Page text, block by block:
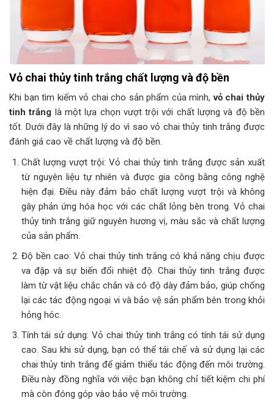
Vỏ chai thủy tinh trắng chất lượng và độ bền
Khi bạn tìm kiếm vỏ chai cho sản phẩm của mình,vỏ chai thủy
tinh trắng là một lựa chọn vượt trội với chất lượng và độ bền
tốt. Dưới đây là những lý do vì sao vỏ chai thủy tinh trắng được
đánh giá cao về chất lượng và độ bền.
Chất lượng vượt trội: Vỏ chai thủy tinh trắng được sản xuất
từ nguyên liệu tự nhiên và được gia công bằng công nghệ
hiện đại. Điều này đảm bảo chất lượng vượt trội và không
gây phản ứng hóa học với các chất lỏng bên trong. Vỏ chai
thủy tinh trắng giữ nguyên hương vị, màu sắc và chất lượng
của sản phẩm.
Độ bền cao: Vỏ chai thủy tinh trắng có khả năng chịu được
va đập và sự biến đổi nhiệt độ. Chai thủy tinh trắng được
làm từ vật liệu chắc chắn và có độ dày đảm bảo, giúp chống
lại các tác động ngoại vi và bảo vệ sản phẩm bên trong khỏi
hỏng hóc.
Tính tái sử dụng: Vỏ chai thủy tinh trắng có tính tái sử dụng
cao. Sau khi sử dụng, bạn có thể tái chế và sử dụng lại các
chai thủy tinh trắng để giảm thiểu tác động đến môi trường.
Điều này đồng nghĩa với việc bạn không chỉ tiết kiệm chi phí
mà còn đóng góp vào bảo vệ môi trường.